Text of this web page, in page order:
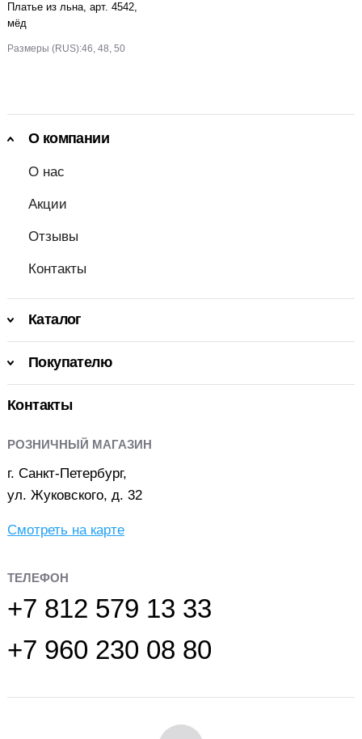
Платье из льна, арт. 4542,
мёд
Размеры (RUS):46, 48, 50
О компании
О нас
Акции
Отзывы
Контакты
Каталог
Покупателю
Контакты
РОЗНИЧНЫЙ МАГАЗИН
г. Санкт-Петербург,
ул. Жуковского, д. 32
Смотреть на карте
ТЕЛЕФОН
+7 812 579 13 33
+7 960 230 08 80